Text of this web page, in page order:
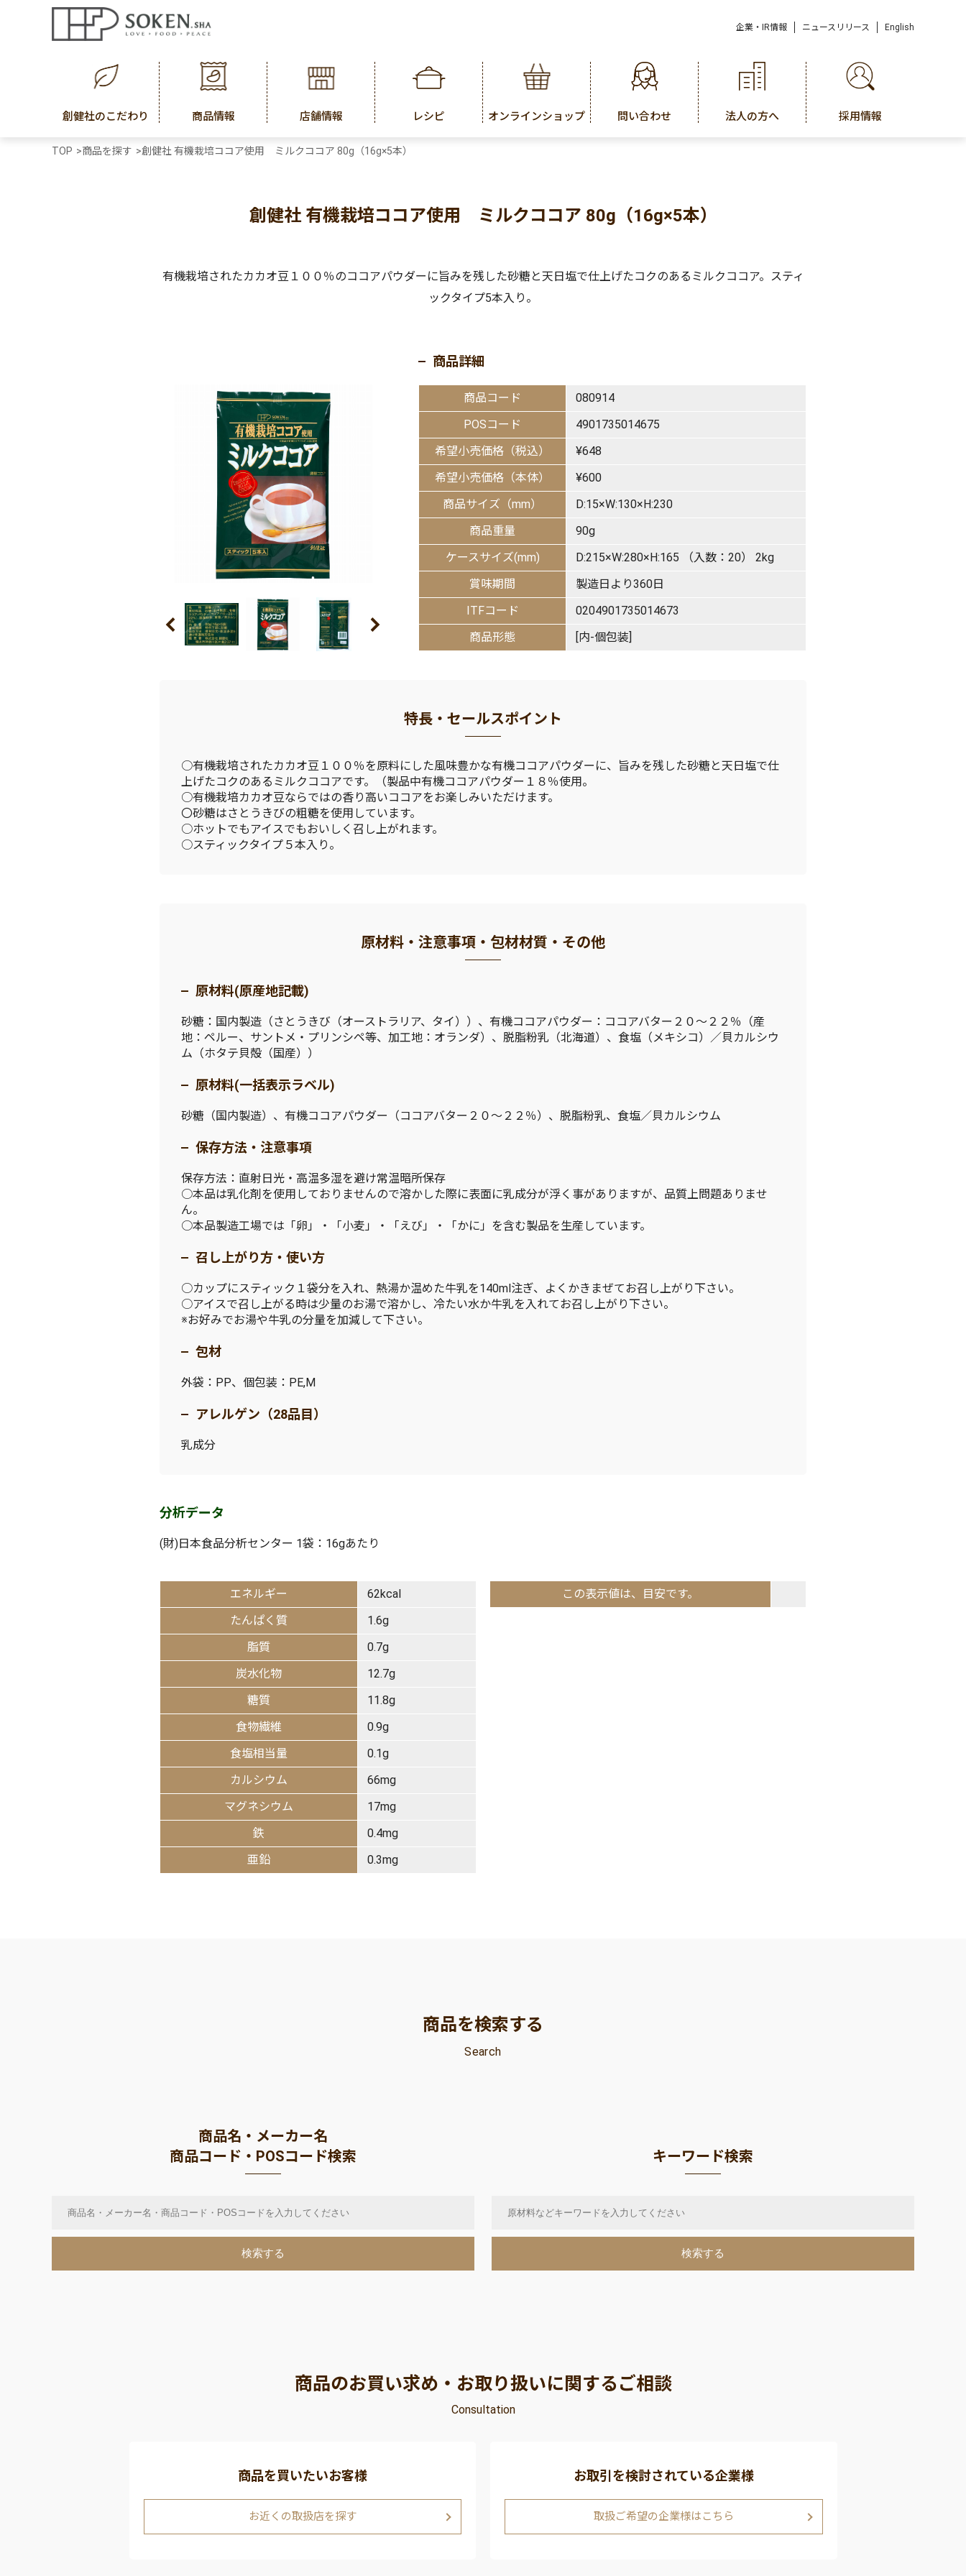
企業・IR情報 ニュースリリース English
創健社のこだわり 商品情報 店舗情報 レシピ オンラインショップ 問い合わせ 法人の方へ 採用情報
TOP >商品を探す >創健社 有機栽培ココア使用 ミルクココア 80g（16g×5本）
創健社 有機栽培ココア使用 ミルクココア 80g（16g×5本）
有機栽培されたカカオ豆１００％のココアパウダーに旨みを残した砂糖と天日塩で仕上げたコクのあるミルクココア。スティ
ックタイプ5本入り。
商品詳細
商品コード
080914
POSコード
4901735014675
希望小売価格（税込）
¥648
希望小売価格（本体）
¥600
商品サイズ（mm）
D:15×W:130×H:230
商品重量
90g
ケースサイズ(mm)
D:215×W:280×H:165 （入数：20） 2kg
賞味期間
製造日より360日
ITFコード
0204901735014673
商品形態
[内-個包装]
特長・セールスポイント
○有機栽培されたカカオ豆１００％を原料にした風味豊かな有機ココアパウダーに、旨みを残した砂糖と天日塩で仕
上げたコクのあるミルクココアです。（製品中有機ココアパウダー１８％使用。
○有機栽培カカオ豆ならではの香り高いココアをお楽しみいただけます。
〇砂糖はさとうきびの粗糖を使用しています。
○ホットでもアイスでもおいしく召し上がれます。
○スティックタイプ５本入り。
原材料・注意事項・包材材質・その他
原材料(原産地記載)
砂糖：国内製造（さとうきび（オーストラリア、タイ））、有機ココアパウダー：ココアバター２０〜２２％（産
地：ペルー、サントメ・プリンシペ等、加工地：オランダ）、脱脂粉乳（北海道）、食塩（メキシコ）／貝カルシウ
ム（ホタテ貝殻（国産））
原材料(一括表示ラベル)
砂糖（国内製造）、有機ココアパウダー（ココアバター２０〜２２％）、脱脂粉乳、食塩／貝カルシウム
保存方法・注意事項
保存方法：直射日光・高温多湿を避け常温暗所保存
○本品は乳化剤を使用しておりませんので溶かした際に表面に乳成分が浮く事がありますが、品質上問題ありませ
ん。
○本品製造工場では「卵」・「小麦」・「えび」・「かに」を含む製品を生産しています。
召し上がり方・使い方
○カップにスティック１袋分を入れ、熱湯か温めた牛乳を140ml注ぎ、よくかきまぜてお召し上がり下さい。
○アイスで召し上がる時は少量のお湯で溶かし、冷たい水か牛乳を入れてお召し上がり下さい。
※お好みでお湯や牛乳の分量を加減して下さい。
包材
外袋：PP、個包装：PE,M
アレルゲン（28品目）
乳成分
分析データ
(財)日本食品分析センター 1袋：16gあたり
エネルギー
62kcal
たんぱく質
1.6g
脂質
0.7g
炭水化物
12.7g
糖質
11.8g
食物繊維
0.9g
食塩相当量
0.1g
カルシウム
66mg
マグネシウム
17mg
鉄
0.4mg
亜鉛
0.3mg
この表示値は、目安です。
商品を検索する
Search
商品名・メーカー名
商品コード・POSコード検索
キーワード検索
商品のお買い求め・お取り扱いに関するご相談
Consultation
商品を買いたいお客様
お近くの取扱店を探す
お取引を検討されている企業様
取扱ご希望の企業様はこちら